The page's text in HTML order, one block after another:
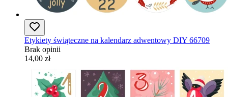
Etykiety świąteczne na kalendarz adwentowy DIY 66709
Brak opinii
14,00 zł